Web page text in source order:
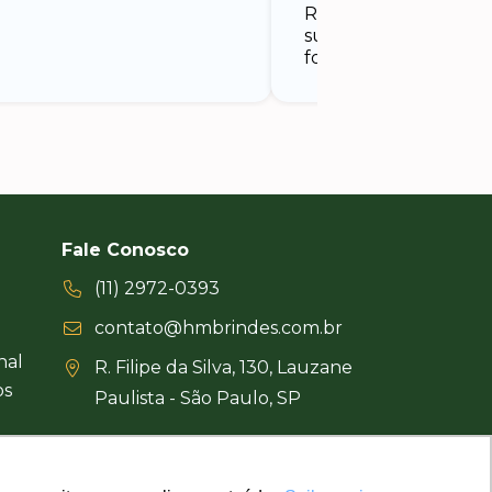
Recebemos com
surpreendente e
foi um sucesso.
Fale Conosco
(11) 2972-0393
contato@hmbrindes.com.br
R. Filipe da Silva, 130, Lauzane
Paulista - São Paulo, SP
Uma empresa certificada